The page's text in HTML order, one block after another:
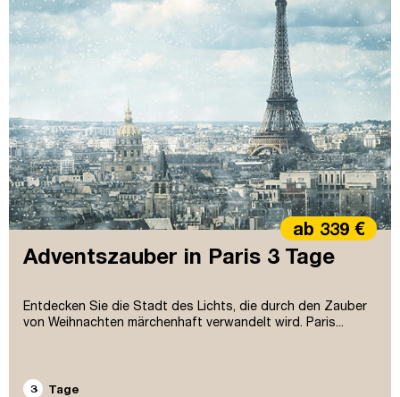
Adventszauber in Paris 3 Tage
Entdecken Sie die Stadt des Lichts, die durch den Zauber
von Weihnachten märchenhaft verwandelt wird. Paris...
ab 339 €
3 Tage